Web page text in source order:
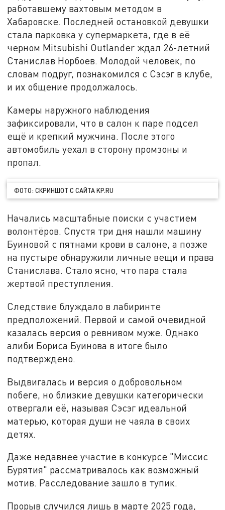
работавшему вахтовым методом в
Хабаровске. Последней остановкой девушки
стала парковка у супермаркета, где в её
черном Mitsubishi Outlander ждал 26-летний
Станислав Норбоев. Молодой человек, по
словам подруг, познакомился с Сэсэг в клубе,
и их общение продолжалось.
Камеры наружного наблюдения
зафиксировали, что в салон к паре подсел
ещё и крепкий мужчина. После этого
автомобиль уехал в сторону промзоны и
пропал.
ФОТО: СКРИНШОТ С САЙТА KP.RU
Начались масштабные поиски с участием
волонтёров. Спустя три дня нашли машину
Буиновой с пятнами крови в салоне, а позже
на пустыре обнаружили личные вещи и права
Станислава. Стало ясно, что пара стала
жертвой преступления.
Следствие блуждало в лабиринте
предположений. Первой и самой очевидной
казалась версия о ревнивом муже. Однако
алиби Бориса Буинова в итоге было
подтверждено.
Выдвигалась и версия о добровольном
побеге, но близкие девушки категорически
отвергали её, называя Сэсэг идеальной
матерью, которая души не чаяла в своих
детях.
Даже недавнее участие в конкурсе "Миссис
Бурятия" рассматривалось как возможный
мотив. Расследование зашло в тупик.
Прорыв случился лишь в марте 2025 года,